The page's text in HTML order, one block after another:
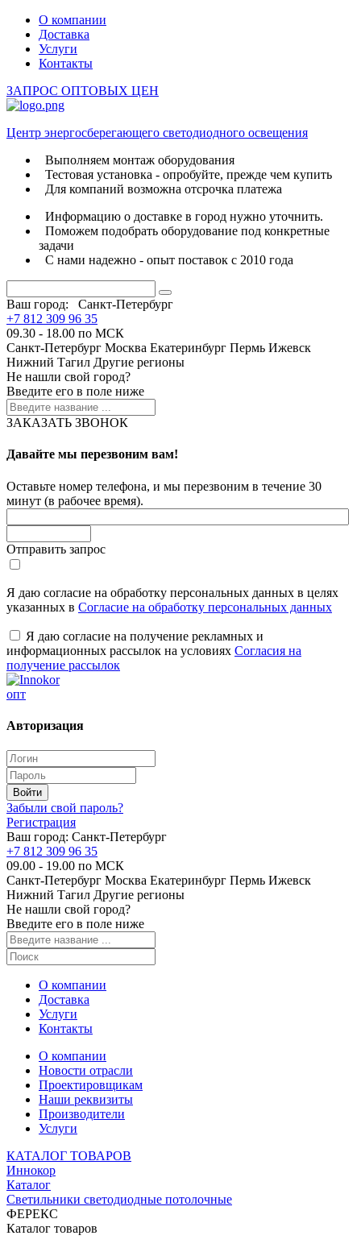
О компании
Доставка
Услуги
Контакты
ЗАПРОС ОПТОВЫХ ЦЕН
Центр энергосберегающего светодиодного освещения
Выполняем монтаж оборудования
Тестовая установка - опробуйте, прежде чем купить
Для компаний возможна отсрочка платежа
Информацию о доставке в город нужно уточнить.
Поможем подобрать оборудование под конкретные
задачи
С нами надежно - опыт поставок с 2010 года
Ваш город:
Санкт-Петербург
+7 812 309 96 35
09.30 - 18.00 по МСК
Санкт-Петербург Москва Екатеринбург Пермь Ижевск
Нижний Тагил Другие регионы
Не нашли свой город?
Введите его в поле ниже
ЗАКАЗАТЬ ЗВОНОК
Давайте мы перезвоним вам!
Оставьте номер телефона, и мы перезвоним в течение 30
минут (в рабочее время).
Отправить запрос
Я даю согласие на обработку персональных данных в целях
указанных в Согласие на обработку персональных данных
Я даю согласие на получение рекламных и
информационных рассылок на условиях Согласия на
получение рассылок
опт
Авторизация
Забыли свой пароль?
Регистрация
Ваш город: Санкт-Петербург
+7 812 309 96 35
09.00 - 19.00 по МСК
Санкт-Петербург Москва Екатеринбург Пермь Ижевск
Нижний Тагил Другие регионы
Не нашли свой город?
Введите его в поле ниже
О компании
Доставка
Услуги
Контакты
О компании
Новости отрасли
Проектировщикам
Наши реквизиты
Производители
Услуги
КАТАЛОГ ТОВАРОВ
Иннокор
Каталог
Светильники светодиодные потолочные
ФЕРЕКС
Каталог товаров